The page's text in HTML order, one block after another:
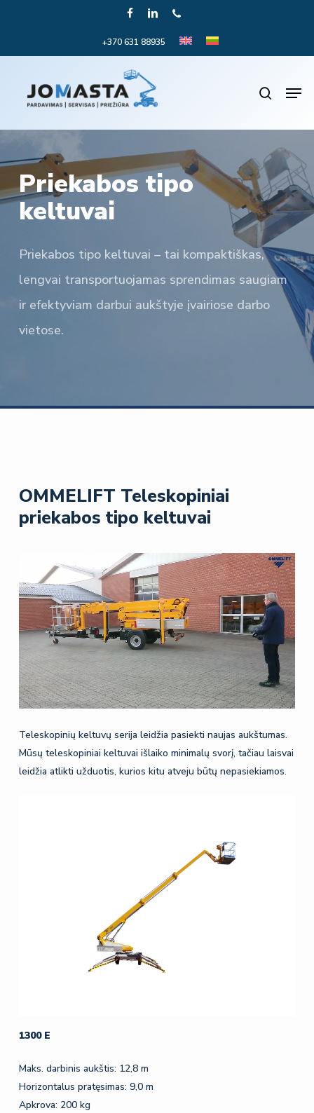
FACEBOOKLINKEDINPHONE
+370 631 88935
search
Priekabos tipo
keltuvai
Priekabos tipo keltuvai – tai kompaktiškas,
lengvai transportuojamas sprendimas saugiam
ir efektyviam darbui aukštyje įvairiose darbo
vietose.
OMMELIFT Teleskopiniai
priekabos tipo keltuvai
Teleskopinių keltuvų serija leidžia pasiekti naujas aukštumas.
Mūsų teleskopiniai keltuvai išlaiko minimalų svorį, tačiau laisvai
leidžia atlikti užduotis, kurios kitu atveju būtų nepasiekiamos.
1300 E
Maks. darbinis aukštis: 12,8 m
Horizontalus pratęsimas: 9,0 m
Apkrova: 200 kg